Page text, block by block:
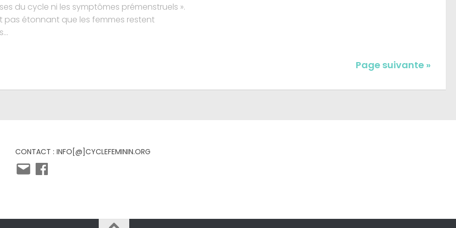
du cycle ni les symptômes prémenstruels ».
pas étonnant que les femmes restent
Page suivante »
CONTACT : INFO[@]CYCLEFEMININ.ORG
E-
mail
Facebook